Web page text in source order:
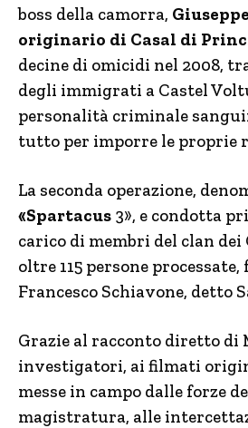
boss della camorra,
originario di Casal di
decine di omicidi nel 2008,
degli immigrati a Castel
personalità criminale
tutto per imporre le proprie
La seconda operazione,
«Spartacus 3», e condotta
carico di membri del clan dei
oltre 115 persone
Francesco Schiavone, detto
Grazie al racconto diretto di
investigatori, ai filmati
messe in campo dalle forze
magistratura, alle